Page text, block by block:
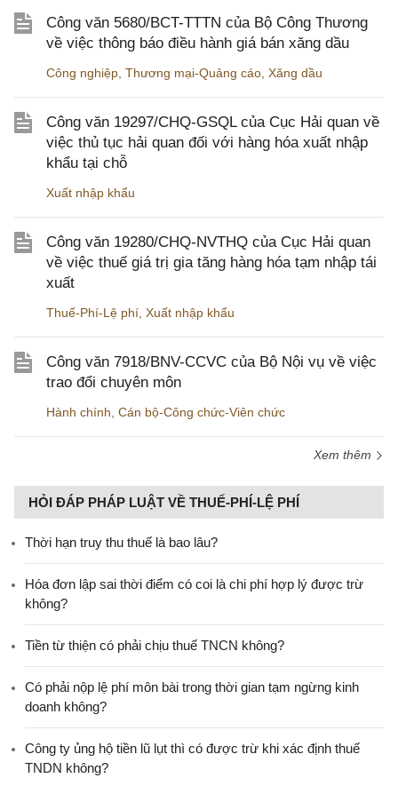
Công văn 5680/BCT-TTTN của Bộ Công Thương
về việc thông báo điều hành giá bán xăng dầu
Công nghiệp Thương mại-Quảng cáo Xăng dầu
Công văn 19297/CHQ-GSQL của Cục Hải quan về
việc thủ tục hải quan đối với hàng hóa xuất nhập
khẩu tại chỗ
Xuất nhập khẩu
Công văn 19280/CHQ-NVTHQ của Cục Hải quan
về việc thuế giá trị gia tăng hàng hóa tạm nhập tái
xuất
Thuế-Phí-Lệ phí Xuất nhập khẩu
Công văn 7918/BNV-CCVC của Bộ Nội vụ về việc
trao đổi chuyên môn
Hành chính Cán bộ-Công chức-Viên chức
Xem thêm
HỎI ĐÁP PHÁP LUẬT VỀ THUẾ-PHÍ-LỆ PHÍ
Thời hạn truy thu thuế là bao lâu?
Hóa đơn lập sai thời điểm có coi là chi phí hợp lý được trừ
không?
Tiền từ thiện có phải chịu thuế TNCN không?
Có phải nộp lệ phí môn bài trong thời gian tạm ngừng kinh
doanh không?
Công ty ủng hộ tiền lũ lụt thì có được trừ khi xác định thuế
TNDN không?